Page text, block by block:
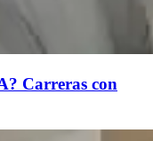
Carreras con